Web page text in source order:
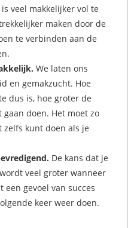
veel makkelijker vol te
maken door de
te verbinden aan de
We laten ons
en gemakzucht. Hoe
dus is, hoe groter de
gaan doen. Het moet zo
kunt doen als je
De kans dat je
veel groter wanneer
gevoel van succes
keer weer doen.